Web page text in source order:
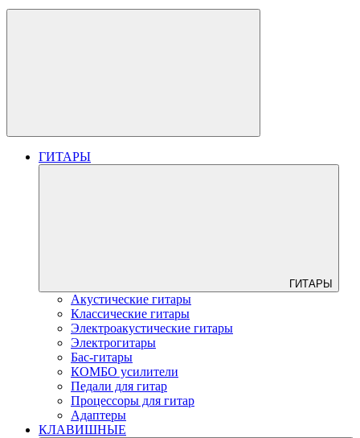
ГИТАРЫ
ГИТАРЫ
Акустические гитары
Классические гитары
Электроакустические гитары
Электрогитары
Бас-гитары
КОМБО усилители
Педали для гитар
Процессоры для гитар
Адаптеры
КЛАВИШНЫЕ